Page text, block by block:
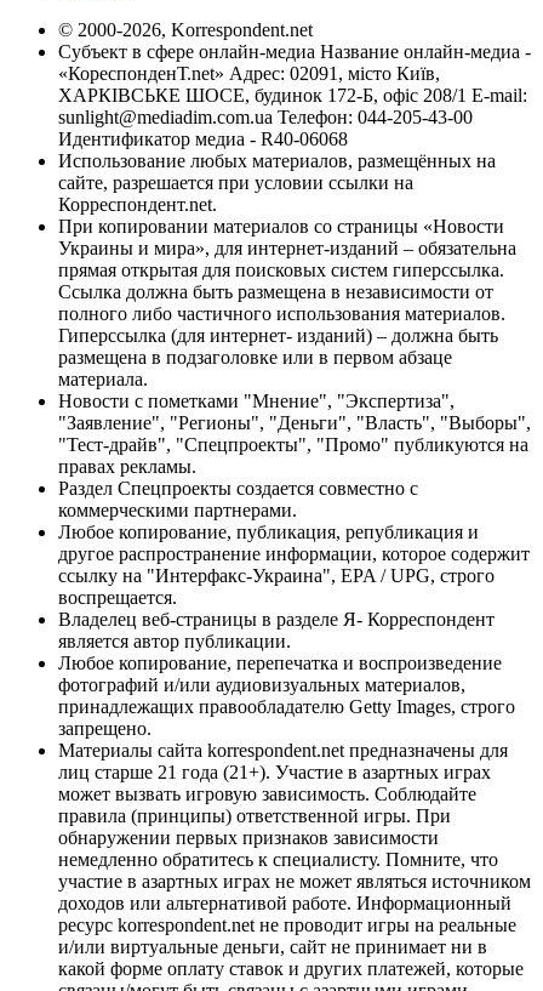
© 2000-2026, Korrespondent.net
Субъект в сфере онлайн-медиа Название онлайн-медиа -
«КореспонденТ.net» Адрес: 02091, місто Київ,
ХАРКІВСЬКЕ ШОСЕ, будинок 172-Б, офіс 208/1 E-mail:
sunlight@mediadim.com.ua Телефон: 044-205-43-00
Идентификатор медиа - R40-06068
Использование любых материалов, размещённых на
сайте, разрешается при условии ссылки на
Корреспондент.net.
При копировании материалов со страницы «Новости
Украины и мира», для интернет-изданий – обязательна
прямая открытая для поисковых систем гиперссылка.
Ссылка должна быть размещена в независимости от
полного либо частичного использования материалов.
Гиперссылка (для интернет- изданий) – должна быть
размещена в подзаголовке или в первом абзаце
материала.
Новости с пометками "Мнение", "Экспертиза",
"Заявление", "Регионы", "Деньги", "Власть", "Выборы",
"Тест-драйв", "Спецпроекты", "Промо" публикуются на
правах рекламы.
Раздел Спецпроекты создается совместно с
коммерческими партнерами.
Любое копирование, публикация, републикация и
другое распространение информации, которое содержит
ссылку на "Интерфакс-Украина", EPA / UPG, строго
воспрещается.
Владелец веб-страницы в разделе Я- Корреспондент
является автор публикации.
Любое копирование, перепечатка и воспроизведение
фотографий и/или аудиовизуальных материалов,
принадлежащих правообладателю Getty Images, строго
запрещено.
Материалы сайта korrespondent.net предназначены для
лиц старше 21 года (21+). Участие в азартных играх
может вызвать игровую зависимость. Соблюдайте
правила (принципы) ответственной игры. При
обнаружении первых признаков зависимости
немедленно обратитесь к специалисту. Помните, что
участие в азартных играх не может являться источником
доходов или альтернативой работе. Информационный
ресурс korrespondent.net не проводит игры на реальные
и/или виртуальные деньги, сайт не принимает ни в
какой форме оплату ставок и других платежей, которые